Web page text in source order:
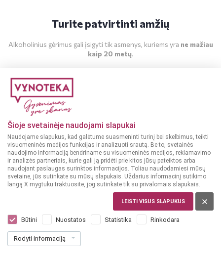
Šioje svetainėje naudojami slapukai
Naudojame slapukus, kad galėtume suasmeninti turinį bei skelbimus, teikti
visuomeninės medijos funkcijas ir analizuoti srautą. Be to, svetainės
naudojimo informaciją bendriname su visuomeninės medijos, reklamavimo
ir analizės partneriais, kurie gali ją pridėti prie kitos jūsų pateiktos arba
naudojant paslaugas surinktos informacijos. Toliau naudodamiesi mūsų
svetaine, jūs sutinkate su mūsų slapukais. Uždarius informacinį sutikimo
langą X mygtuku traktuosite, jog sutinkate tik su privalomais slapukais.
LEISTI VISUS SLAPUKUS
Būtini Nuostatos Statistika Rinkodara
Rodyti informaciją
Turite patvirtinti amžių
Alkoholinius gėrimus gali įsigyti tik asmenys, kuriems yra ne mažiau
kaip 20 metų.
Hyde No. 7 The President's Cask 1893
Smelling Sherry Cask Single Malt 6YO
0,7 L